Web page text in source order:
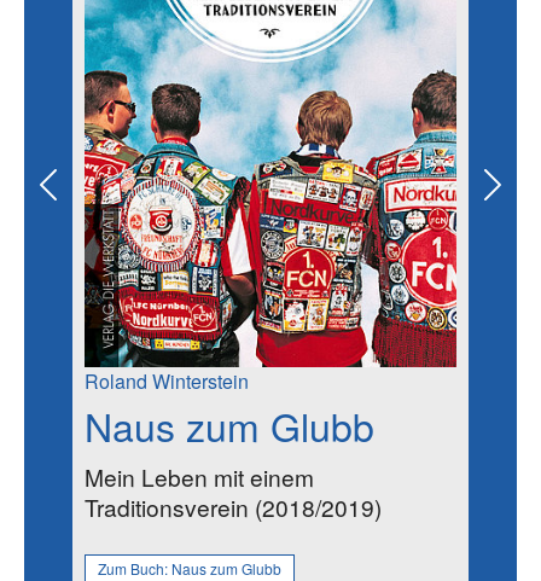
Roland Winterstein
Naus zum Glubb
Mein Leben mit einem
Traditionsverein (2018/2019)
Zum Buch: Naus zum Glubb
Previous Next